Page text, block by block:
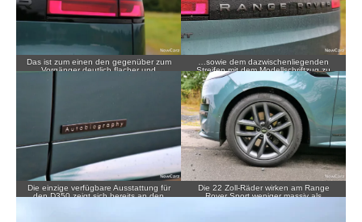
Das ist zum einen den gegenüber zum
Vorgänger deutlich flacher und
…sowie dem dazwischenliegenden
Streifen mit dem Modellschriftzug zu
Die einzige verfügbare Ausstattung für
den D350 zeigt sich bereits an den
Die 22 Zoll-Räder wirken am Range
Rover Sport weniger massiv als